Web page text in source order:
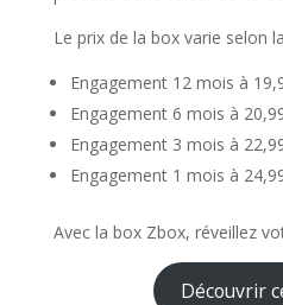
Le prix de la box varie selon
Engagement 12 mois à
Engagement 6 mois à
Engagement 3 mois à
Engagement 1 mois à
Avec la box Zbox, réveillez
Découvrir